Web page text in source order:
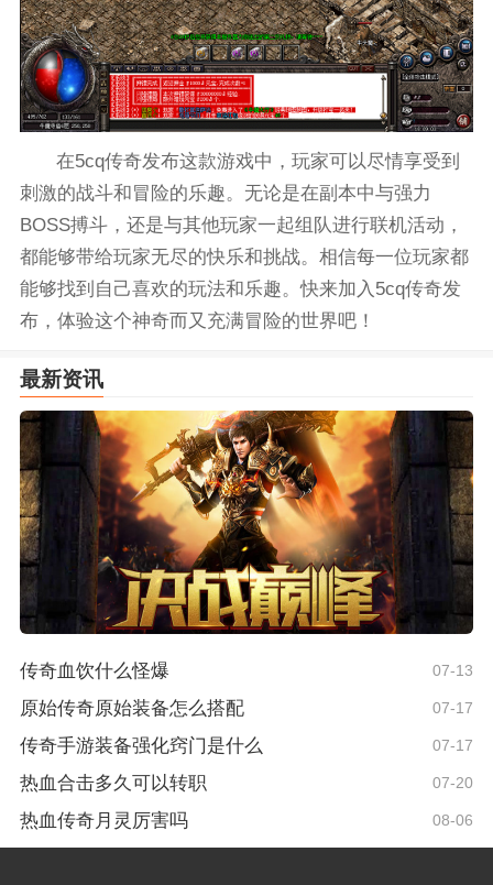
在5cq传奇发布这款游戏中，玩家可以尽情享受到
刺激的战斗和冒险的乐趣。无论是在副本中与强力
BOSS搏斗，还是与其他玩家一起组队进行联机活动，
都能够带给玩家无尽的快乐和挑战。相信每一位玩家都
能够找到自己喜欢的玩法和乐趣。快来加入5cq传奇发
布，体验这个神奇而又充满冒险的世界吧！
最新资讯
传奇血饮什么怪爆 07-13
原始传奇原始装备怎么搭配 07-17
传奇手游装备强化窍门是什么 07-17
热血合击多久可以转职 07-20
热血传奇月灵厉害吗 08-06